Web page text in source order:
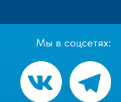
Мы в соцсетях: